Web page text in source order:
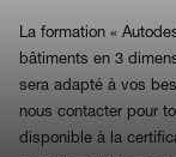
La formation «
bâtiments en 3
sera adapté à vos
nous contacter pour
disponible à la